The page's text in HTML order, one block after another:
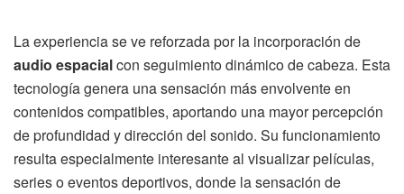
La experiencia se ve reforzada por la incorporación de
audio espacialcon seguimiento dinámico de cabeza. Esta
tecnología genera una sensación más envolvente en
contenidos compatibles, aportando una mayor percepción
de profundidad y dirección del sonido. Su funcionamiento
resulta especialmente interesante al visualizar películas,
series o eventos deportivos, donde la sensación de